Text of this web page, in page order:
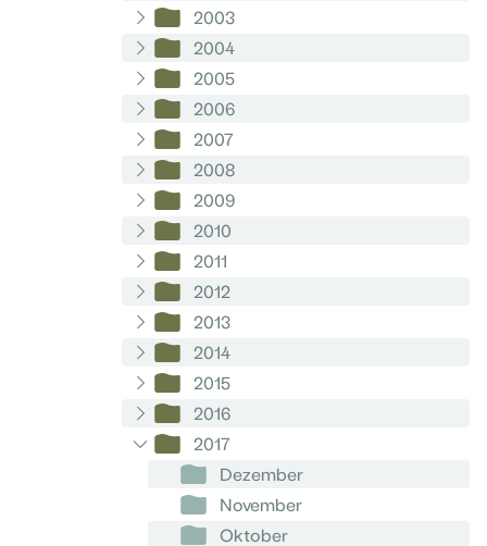
2003
2004
2005
2006
2007
2008
2009
2010
2011
2012
2013
2014
2015
2016
2017
Dezember
November
Oktober